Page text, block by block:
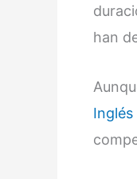
han
Inglés